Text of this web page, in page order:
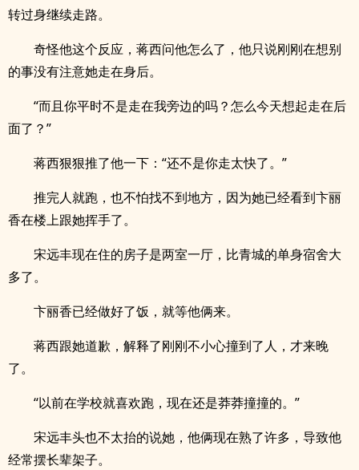
转过身继续走路。
奇怪他这个反应，蒋西问他怎么了，他只说刚刚在想别
的事没有注意她走在身后。
“而且你平时不是走在我旁边的吗？怎么今天想起走在后
面了？”
蒋西狠狠推了他一下：“还不是你走太快了。”
推完人就跑，也不怕找不到地方，因为她已经看到卞丽
香在楼上跟她挥手了。
宋远丰现在住的房子是两室一厅，比青城的单身宿舍大
多了。
卞丽香已经做好了饭，就等他俩来。
蒋西跟她道歉，解释了刚刚不小心撞到了人，才来晚
了。
“以前在学校就喜欢跑，现在还是莽莽撞撞的。”
宋远丰头也不太抬的说她，他俩现在熟了许多，导致他
经常摆长辈架子。